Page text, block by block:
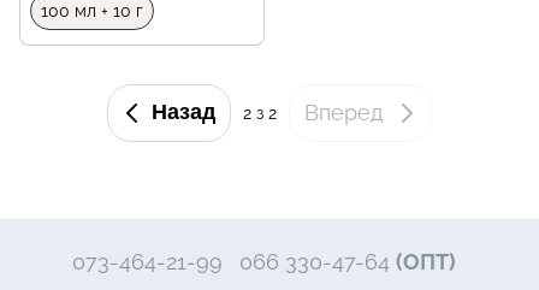
100 мл + 10 г
Назад 2 з 2 Вперед
073-464-21-99 066 330-47-64 (ОПТ)